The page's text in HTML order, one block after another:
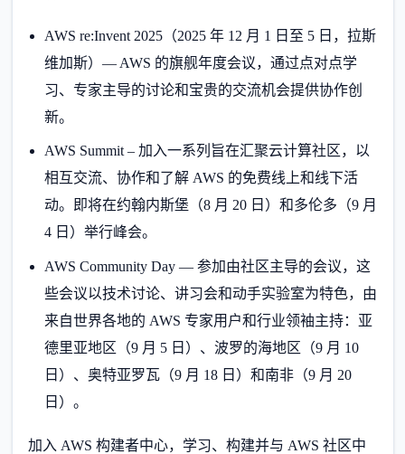
AWS re:Invent 2025（2025 年 12 月 1 日至 5 日，拉斯
维加斯）— AWS 的旗舰年度会议，通过点对点学
习、专家主导的讨论和宝贵的交流机会提供协作创
新。
AWS Summit – 加入一系列旨在汇聚云计算社区，以
相互交流、协作和了解 AWS 的免费线上和线下活
动。即将在约翰内斯堡（8 月 20 日）和多伦多（9 月
4 日）举行峰会。
AWS Community Day — 参加由社区主导的会议，这
些会议以技术讨论、讲习会和动手实验室为特色，由
来自世界各地的 AWS 专家用户和行业领袖主持：亚
德里亚地区（9 月 5 日）、波罗的海地区（9 月 10
日）、奥特亚罗瓦（9 月 18 日）和南非（9 月 20
日）。
加入 AWS 构建者中心，学习、构建并与 AWS 社区中